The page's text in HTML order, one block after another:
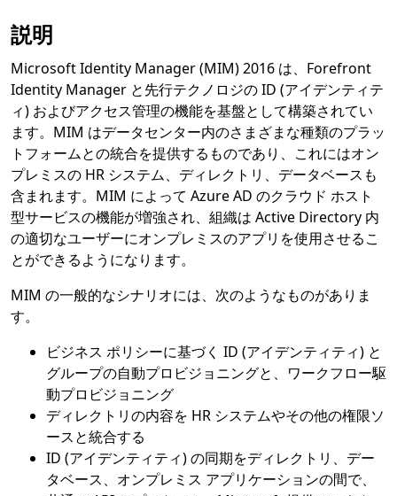
説明
Microsoft Identity Manager (MIM) 2016 は、Forefront
Identity Manager と先行テクノロジの ID (アイデンティテ
ィ) およびアクセス管理の機能を基盤として構築されてい
ます。MIM はデータセンター内のさまざまな種類のプラッ
トフォームとの統合を提供するものであり、これにはオン
プレミスの HR システム、ディレクトリ、データベースも
含まれます。MIM によって Azure AD のクラウド ホスト
型サービスの機能が増強され、組織は Active Directory 内
の適切なユーザーにオンプレミスのアプリを使用させるこ
とができるようになります。
MIM の一般的なシナリオには、次のようなものがありま
す。
ビジネス ポリシーに基づく ID (アイデンティティ) と
グループの自動プロビジョニングと、ワークフロー駆
動プロビジョニング
ディレクトリの内容を HR システムやその他の権限ソ
ースと統合する
ID (アイデンティティ) の同期をディレクトリ、デー
タベース、オンプレミス アプリケーションの間で、